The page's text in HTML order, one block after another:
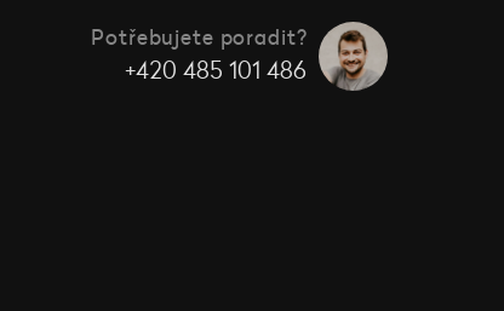
Potřebujete poradit?
+420 485 101 486